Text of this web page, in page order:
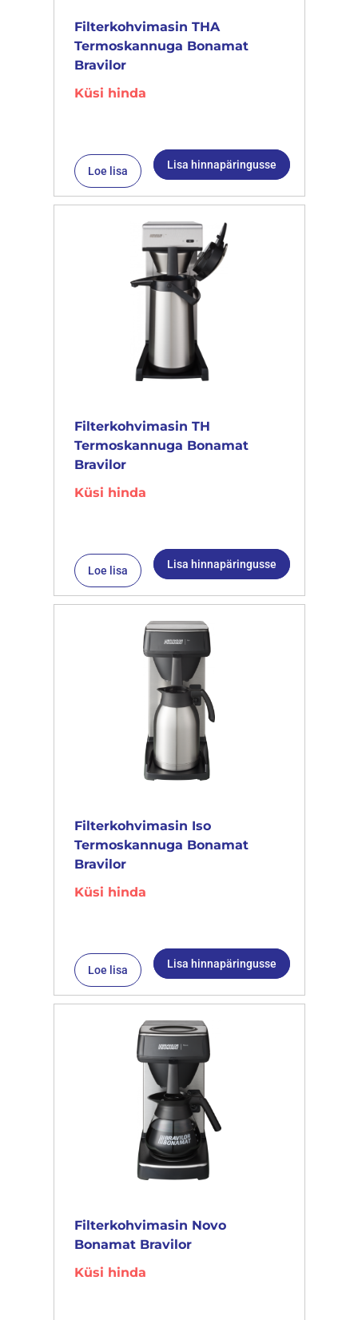
Filterkohvimasin THA
Termoskannuga Bonamat
Bravilor
Küsi hinda
Loe lisa Lisa hinnapäringusse
Filterkohvimasin TH
Termoskannuga Bonamat
Bravilor
Küsi hinda
Loe lisa Lisa hinnapäringusse
Filterkohvimasin Iso
Termoskannuga Bonamat
Bravilor
Küsi hinda
Loe lisa Lisa hinnapäringusse
Filterkohvimasin Novo
Bonamat Bravilor
Küsi hinda